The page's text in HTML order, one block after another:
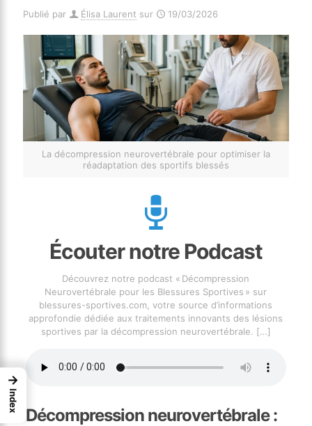
Publié par Élisa Laurent sur 19/03/2026
La décompression neurovertébrale pour optimiser la
réadaptation des sportifs blessés
Écouter notre Podcast
Découvrez notre podcast « Décompression
Neurovertébrale pour les Blessures Sportives » sur
blessures-sportives.com, votre source d’informations
approfondie dédiée aux traitements innovants des lésions
sportives par la décompression neurovertébrale. […]
Décompression neurovertébrale :
→
Index